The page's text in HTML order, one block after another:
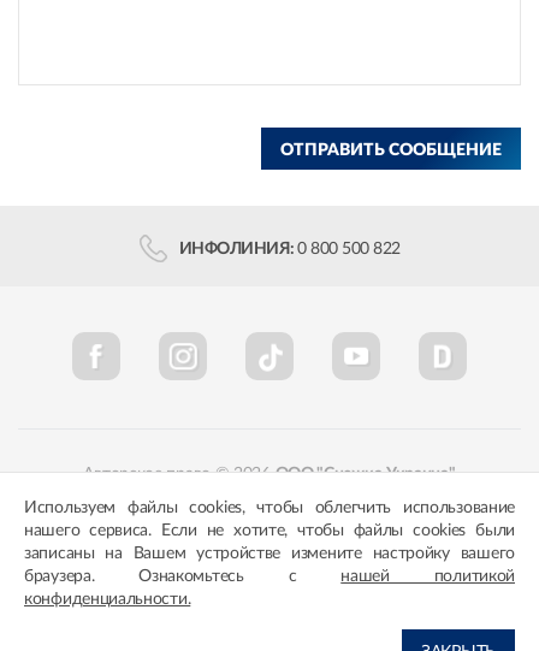
ОТПРАВИТЬ СООБЩЕНИЕ
ИНФОЛИНИЯ: 0 800 500 822
Авторское право © 2026ООО "Снежка-Украина"
Политика конфиденциальности Соответствие цветов
Используем файлы cookies, чтобы облегчить использование
нашего сервиса. Если не хотите, чтобы файлы cookies были
записаны на Вашем устройстве измените настройку вашего
браузера. Ознакомьтесь с нашей политикой
конфиденциальности.